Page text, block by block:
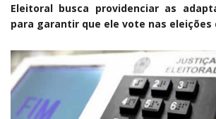
Eleitoral busca providenciar as
para garantir que ele vote nas eleições